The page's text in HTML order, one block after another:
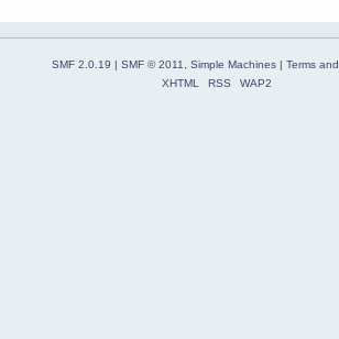
SMF 2.0.19 | SMF © 2011 Simple Machines | Terms
XHTML
RSS WAP2